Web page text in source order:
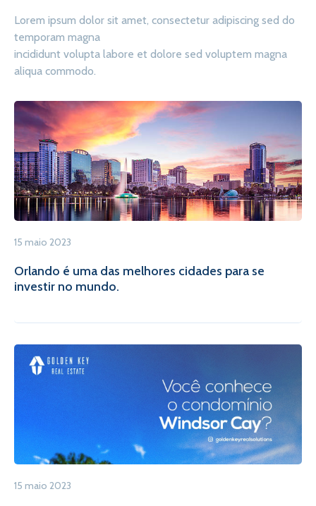
Lorem ipsum dolor sit amet, consectetur adipiscing sed do
temporam magna
incididunt volupta labore et dolore sed voluptem magna
aliqua commodo.
15 maio 2023
Orlando é uma das melhores cidades para se
investir no mundo.
15 maio 2023